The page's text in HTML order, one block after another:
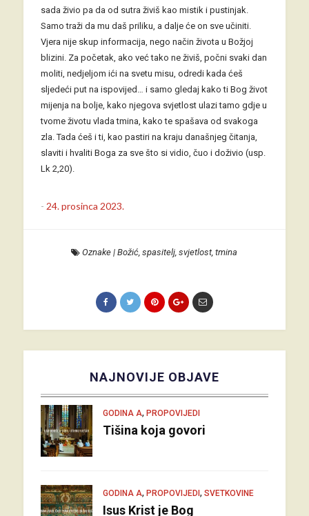
sada živio pa da od sutra živiš kao mistik i pustinjak.
Samo traži da mu daš priliku, a dalje će on sve učiniti.
Vjera nije skup informacija, nego način života u Božjoj
blizini. Za početak, ako već tako ne živiš, počni svaki dan
moliti, nedjeljom ići na svetu misu, odredi kada ćeš
sljedeći put na ispovijed… i samo gledaj kako ti Bog život
mijenja na bolje, kako njegova svjetlost ulazi tamo gdje u
tvome životu vlada tmina, kako te spašava od svakoga
zla. Tada ćeš i ti, kao pastiri na kraju današnjeg čitanja,
slaviti i hvaliti Boga za sve što si vidio, čuo i doživio (usp.
Lk 2,20).
- 24. prosinca 2023.
Oznake |Božić ,spasitelj ,svjetlost,tmina
NAJNOVIJE OBJAVE
GODINA A, PROPOVIJEDI
Tišina koja govori
GODINA A, PROPOVIJEDI, SVETKOVINE
Isus Krist je Bog